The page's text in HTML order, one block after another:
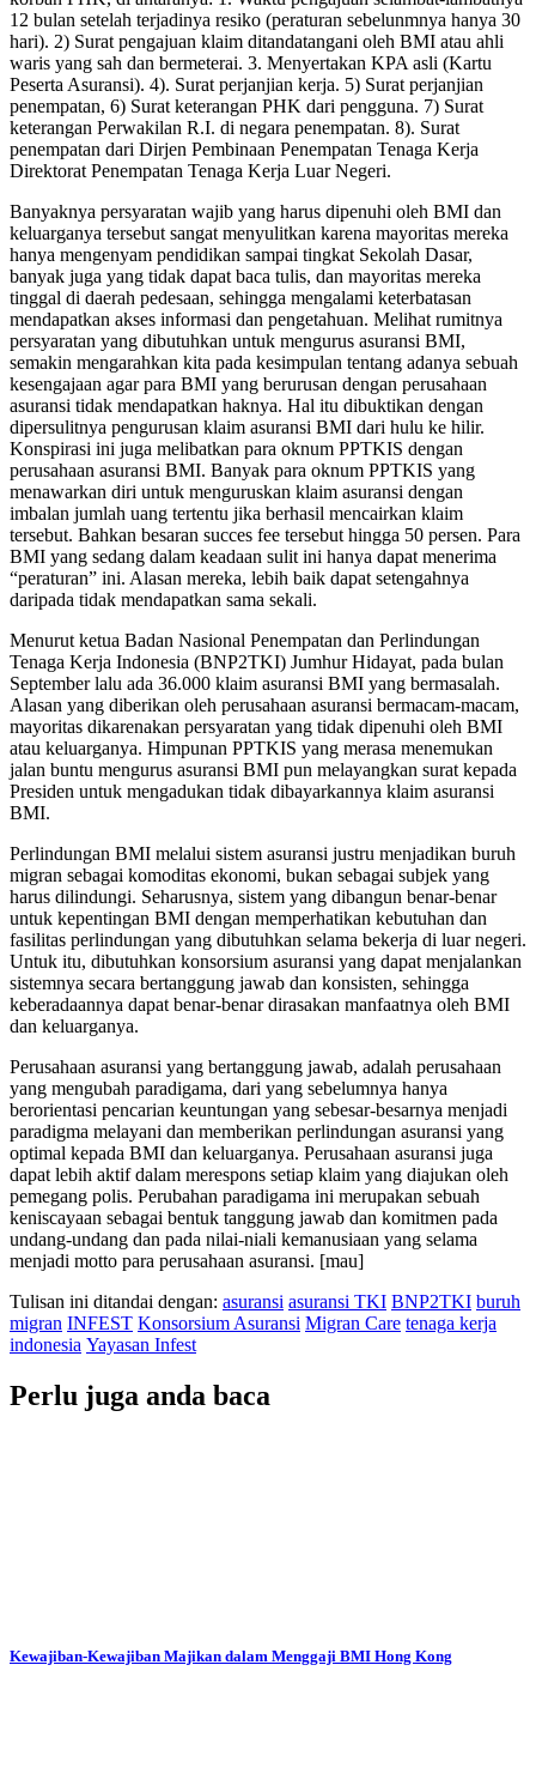
12 bulan setelah terjadinya resiko (peraturan sebelunmnya hanya 30
hari). 2) Surat pengajuan klaim ditandatangani oleh BMI atau ahli
waris yang sah dan bermeterai. 3. Menyertakan KPA asli (Kartu
Peserta Asuransi). 4). Surat perjanjian kerja. 5) Surat perjanjian
penempatan, 6) Surat keterangan PHK dari pengguna. 7) Surat
keterangan Perwakilan R.I. di negara penempatan. 8). Surat
penempatan dari Dirjen Pembinaan Penempatan Tenaga Kerja
Direktorat Penempatan Tenaga Kerja Luar Negeri.
Banyaknya persyaratan wajib yang harus dipenuhi oleh BMI dan
keluarganya tersebut sangat menyulitkan karena mayoritas mereka
hanya mengenyam pendidikan sampai tingkat Sekolah Dasar,
banyak juga yang tidak dapat baca tulis, dan mayoritas mereka
tinggal di daerah pedesaan, sehingga mengalami keterbatasan
mendapatkan akses informasi dan pengetahuan. Melihat rumitnya
persyaratan yang dibutuhkan untuk mengurus asuransi BMI,
semakin mengarahkan kita pada kesimpulan tentang adanya sebuah
kesengajaan agar para BMI yang berurusan dengan perusahaan
asuransi tidak mendapatkan haknya. Hal itu dibuktikan dengan
dipersulitnya pengurusan klaim asuransi BMI dari hulu ke hilir.
Konspirasi ini juga melibatkan para oknum PPTKIS dengan
perusahaan asuransi BMI. Banyak para oknum PPTKIS yang
menawarkan diri untuk menguruskan klaim asuransi dengan
imbalan jumlah uang tertentu jika berhasil mencairkan klaim
tersebut. Bahkan besaran succes fee tersebut hingga 50 persen. Para
BMI yang sedang dalam keadaan sulit ini hanya dapat menerima
“peraturan” ini. Alasan mereka, lebih baik dapat setengahnya
daripada tidak mendapatkan sama sekali.
Menurut ketua Badan Nasional Penempatan dan Perlindungan
Tenaga Kerja Indonesia (BNP2TKI) Jumhur Hidayat, pada bulan
September lalu ada 36.000 klaim asuransi BMI yang bermasalah.
Alasan yang diberikan oleh perusahaan asuransi bermacam-macam,
mayoritas dikarenakan persyaratan yang tidak dipenuhi oleh BMI
atau keluarganya. Himpunan PPTKIS yang merasa menemukan
jalan buntu mengurus asuransi BMI pun melayangkan surat kepada
Presiden untuk mengadukan tidak dibayarkannya klaim asuransi
BMI.
Perlindungan BMI melalui sistem asuransi justru menjadikan buruh
migran sebagai komoditas ekonomi, bukan sebagai subjek yang
harus dilindungi. Seharusnya, sistem yang dibangun benar-benar
untuk kepentingan BMI dengan memperhatikan kebutuhan dan
fasilitas perlindungan yang dibutuhkan selama bekerja di luar negeri.
Untuk itu, dibutuhkan konsorsium asuransi yang dapat menjalankan
sistemnya secara bertanggung jawab dan konsisten, sehingga
keberadaannya dapat benar-benar dirasakan manfaatnya oleh BMI
dan keluarganya.
Perusahaan asuransi yang bertanggung jawab, adalah perusahaan
yang mengubah paradigama, dari yang sebelumnya hanya
berorientasi pencarian keuntungan yang sebesar-besarnya menjadi
paradigma melayani dan memberikan perlindungan asuransi yang
optimal kepada BMI dan keluarganya. Perusahaan asuransi juga
dapat lebih aktif dalam merespons setiap klaim yang diajukan oleh
pemegang polis. Perubahan paradigama ini merupakan sebuah
keniscayaan sebagai bentuk tanggung jawab dan komitmen pada
undang-undang dan pada nilai-niali kemanusiaan yang selama
menjadi motto para perusahaan asuransi. [mau]
Tulisan ini ditandai dengan: asuransi asuransi TKI BNP2TKI buruh
migran INFEST Konsorsium Asuransi Migran Care tenaga kerja
indonesia Yayasan Infest
Perlu juga anda baca
Kewajiban-Kewajiban Majikan dalam Menggaji BMI Hong Kong